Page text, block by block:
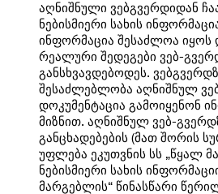
აღნიშნული ვებგვერდიდან
ნებისმიერი სახის
ინფორმაცია შესაძლოა იყოს
რეალური შედეგები ვებ-
განსხვავდებოდეს.
შესაძლებლობა აღნიშნულ
დოკუმენტაცია გამოიყენონ
მიზნით. აღნიშნულ ვებ-
განცხადებების (მათ შორის
უფლება ეკუთვნის სს „წყალ
ნებისმიერი სახის
მარგებლის“ წინასწარი